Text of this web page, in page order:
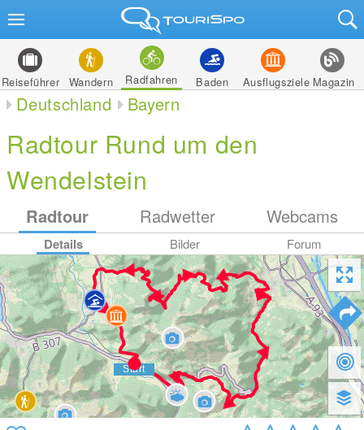
Reiseführer Wandern Radfahren Baden Ausflugsziele Magazin
Deutschland Bayern
Radtour Rund um den
Wendelstein
Radtour Radwetter Webcams
Details Bilder Forum